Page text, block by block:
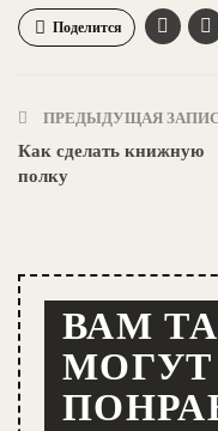
Поделится
ПРЕДЫДУЩАЯ
Как сделать книжную
полку
ВАМ
МОГУТ